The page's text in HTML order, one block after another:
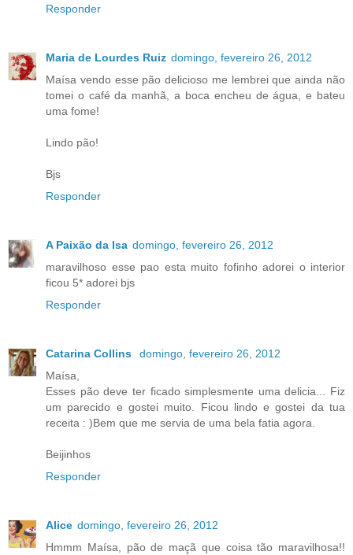
Responder
Maria de Lourdes Ruiz domingo, fevereiro 26, 2012
Maísa vendo esse pão delicioso me lembrei que ainda não
tomei o café da manhã, a boca encheu de água, e bateu
uma fome!
Lindo pão!
Bjs
Responder
A Paixão da Isa domingo, fevereiro 26, 2012
maravilhoso esse pao esta muito fofinho adorei o interior
ficou 5* adorei bjs
Responder
Catarina Collins
domingo, fevereiro 26, 2012
Maísa,
Esses pão deve ter ficado simplesmente uma delicia... Fiz
um parecido e gostei muito. Ficou lindo e gostei da tua
receita : )Bem que me servia de uma bela fatia agora.
Beijinhos
Responder
Alice domingo, fevereiro 26, 2012
Hmmm Maísa, pão de maçã que coisa tão maravilhosa!!